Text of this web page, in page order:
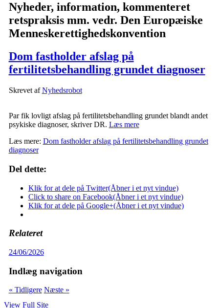
Nyheder, information, kommenteret
retspraksis mm. vedr. Den Europæiske
Menneskerettighedskonvention
Dom fastholder afslag på
fertilitetsbehandling grundet diagnoser
Skrevet afNyhedsrobot
Par fik lovligt afslag på fertilitetsbehandling grundet blandt andet
psykiske diagnoser, skriver DR. Læs mere
Læs mere: Dom fastholder afslag på fertilitetsbehandling grundet
diagnoser
Del dette:
Klik for at dele på Twitter(Åbner i et nyt vindue)
Click to share on Facebook(Åbner i et nyt vindue)
Klik for at dele på Google+(Åbner i et nyt vindue)
Relateret
24/06/2026
Indlæg navigation
« Tidligere Næste »
View Full Site